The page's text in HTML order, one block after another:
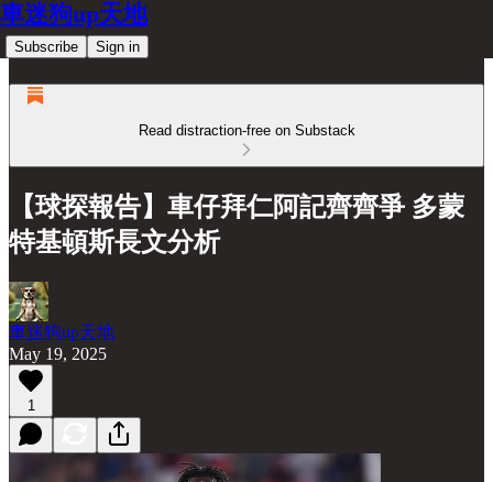
車迷狗up天地
Subscribe Sign in
Read distraction-free on Substack
【球探報告】車仔拜仁阿記齊齊爭 多蒙
特基頓斯長文分析
車迷狗up天地
May 19, 2025
1